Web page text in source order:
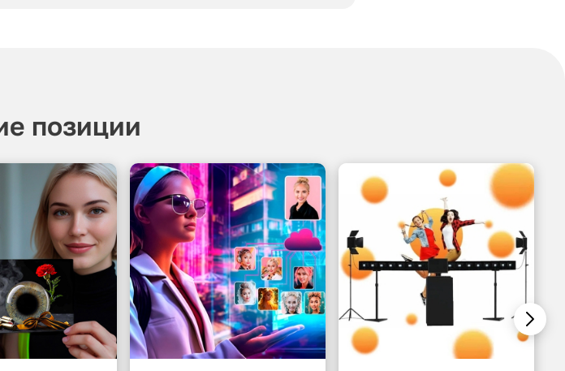
позиции